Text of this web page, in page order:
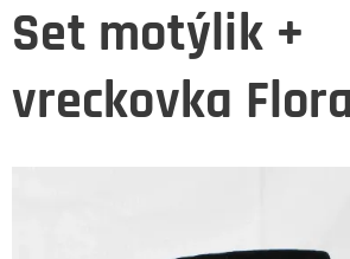
Set motýlik +
vreckovka